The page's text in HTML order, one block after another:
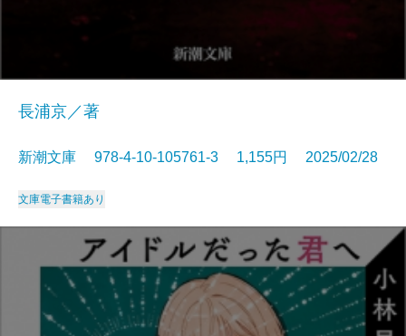
長浦京／著
新潮文庫 978-4-10-105761-3 1,155円 2025/02/28
文庫電子書籍あり